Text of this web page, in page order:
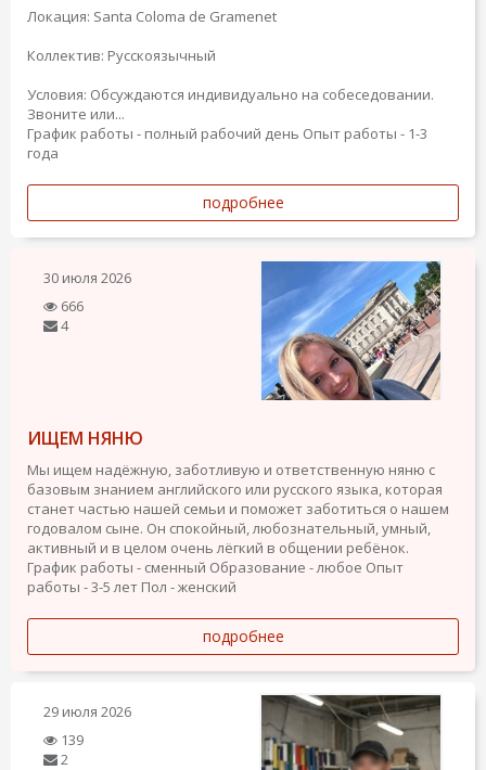
Локация: Santa Coloma de Gramenet
Коллектив: Русскоязычный
Условия: Обсуждаются индивидуально на собеседовании.
Звоните или...
График работы - полный рабочий день Опыт работы - 1-3
года
подробнее
30 июля 2026
666
4
ИЩЕМ НЯНЮ
Мы ищем надёжную, заботливую и ответственную няню с
базовым знанием английского или русского языка, которая
станет частью нашей семьи и поможет заботиться о нашем
годовалом сыне. Он спокойный, любознательный, умный,
активный и в целом очень лёгкий в общении ребёнок.
График работы - сменный Образование - любое Опыт
работы - 3-5 лет Пол - женский
подробнее
29 июля 2026
139
2